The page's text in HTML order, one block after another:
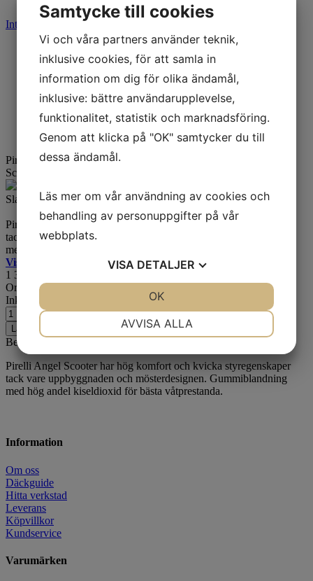
Integritetspolicy
Cookies
Varumärken
Pirelli
Pirelli Angel Scooter 140/70-16
Pirelli Angel Scooter 140/70-16
Scooter
Slanglöst däck (slangmontage möjligt). Godkänt för 150 km/h.
Pirelli Angel Scooter har hög komfort och kvicka styregenskaper
tack vare uppbyggnaden och mösterdesignen. Gummiblandning
med hög andel kiseldioxid för bästa våtprestanda.
Visa alla storlekar för denna modell >>>
1 319
Ord. pris:
Inkl. moms
Lägg i varukorgen
Beskrivning
Pirelli Angel Scooter har hög komfort och kvicka styregenskaper
tack vare uppbyggnaden och mösterdesignen. Gummiblandning
med hög andel kiseldioxid för bästa våtprestanda.
Information
Om oss
Däckguide
Hitta verkstad
Leverans
Köpvillkor
Kundservice
Varumärken
Samtycke till cookies
Vi och våra partners använder teknik,
inklusive cookies, för att samla in
information om dig för olika ändamål,
inklusive: bättre användarupplevelse,
funktionalitet, statistik och marknadsföring.
Genom att klicka på "OK" samtycker du till
dessa ändamål.
Läs mer om vår användning av cookies och
behandling av personuppgifter på vår
webbplats.
VISA DETALJER
MARKNADSFÖRING STATISTIK
AVVISA ALLA
OK